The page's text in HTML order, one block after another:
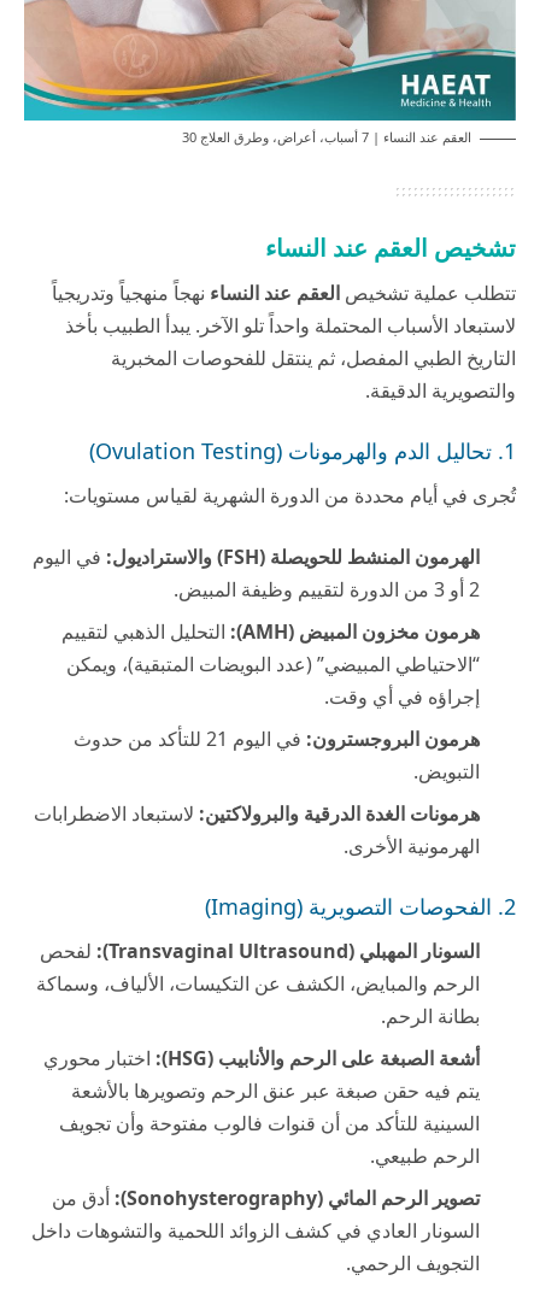
العقم عند النساء | 7 أسباب، أعراض، وطرق العلاج 30
تشخيص العقم عند النساء
تتطلب عملية تشخيص العقم عند النساء نهجاً منهجياً وتدريجياً
لاستبعاد الأسباب المحتملة واحداً تلو الآخر. يبدأ الطبيب بأخذ
التاريخ الطبي المفصل، ثم ينتقل للفحوصات المخبرية
والتصويرية الدقيقة.
1. تحاليل الدم والهرمونات (Ovulation Testing)
تُجرى في أيام محددة من الدورة الشهرية لقياس مستويات:
الهرمون المنشط للحويصلة (FSH) والاستراديول:
في اليوم
2 أو 3 من الدورة لتقييم وظيفة المبيض.
هرمون مخزون المبيض (AMH):
التحليل الذهبي لتقييم
“الاحتياطي المبيضي” (عدد البويضات المتبقية)، ويمكن
إجراؤه في أي وقت.
هرمون البروجسترون:
في اليوم 21 للتأكد من حدوث
التبويض.
هرمونات الغدة الدرقية والبرولاكتين: لاستبعاد الاضطرابات
الهرمونية الأخرى.
2. الفحوصات التصويرية (Imaging)
السونار المهبلي (Transvaginal Ultrasound):
لفحص
الرحم والمبايض، الكشف عن التكيسات، الألياف، وسماكة
بطانة الرحم.
أشعة الصبغة على الرحم والأنابيب (HSG):
اختبار محوري
يتم فيه حقن صبغة عبر عنق الرحم وتصويرها بالأشعة
السينية للتأكد من أن قنوات فالوب مفتوحة وأن تجويف
الرحم طبيعي.
تصوير الرحم المائي (Sonohysterography):
أدق من
السونار العادي في كشف الزوائد اللحمية والتشوهات داخل
التجويف الرحمي.